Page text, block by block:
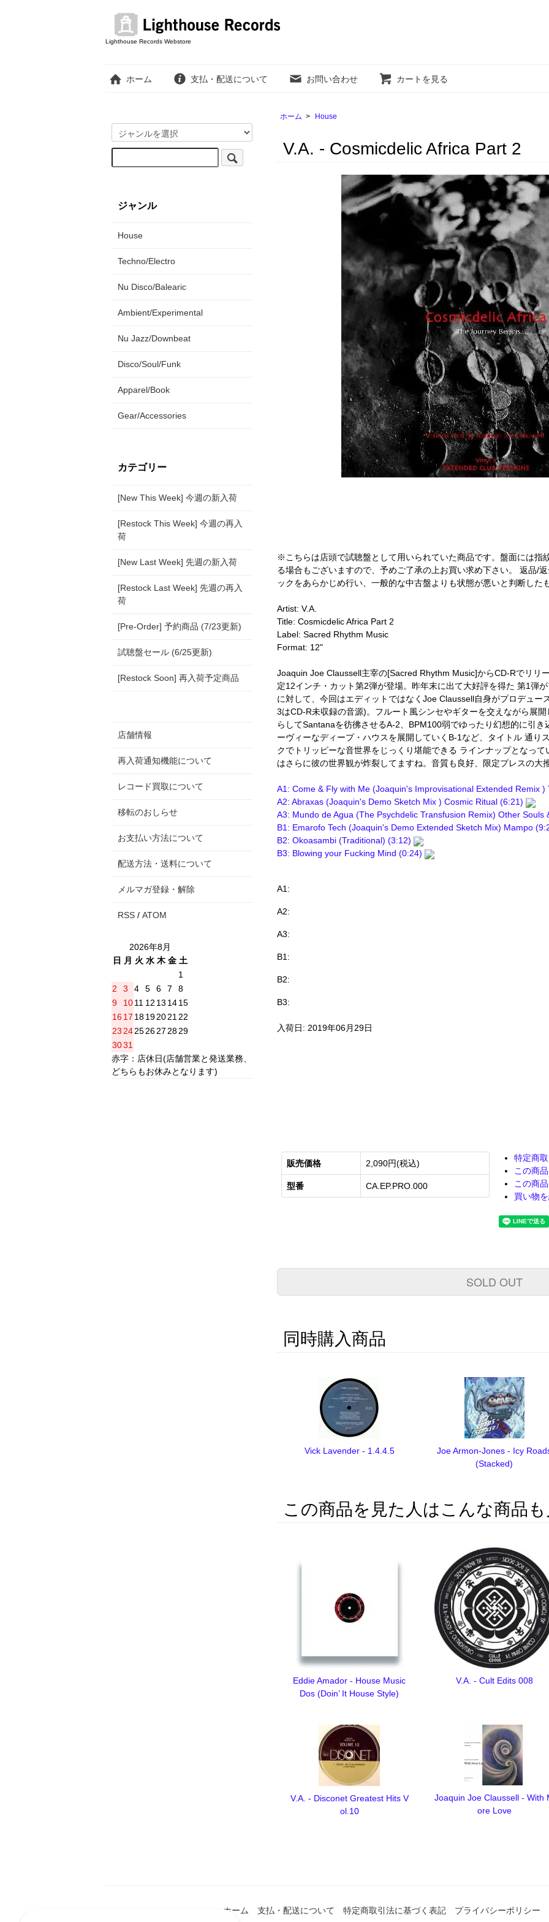
Lighthouse Records Webstore
ホーム 支払・配送について お問い合わせ カートを見る
ホーム > House
V.A. - Cosmicdelic Africa Part 2
※こちらは店頭で試聴盤として用いられていた商品です。盤面には指
る場合もございますので、予めご了承の上お買い求め下さい。 返品/
ックをあらかじめ行い、一般的な中古盤よりも状態が悪いと判断した
Artist: V.A.
Title: Cosmicdelic Africa Part 2
Label: Sacred Rhythm Music
Format: 12"
Joaquin Joe Claussell主宰の[Sacred Rhythm Music]からCD-Rでリリ
定12インチ・カット第2弾が登場。昨年末に出て大好評を得た 第1弾
に対して、今回はエディットではなくJoe Claussell自身がプロデュー
3はCD-R未収録の音源)。フルート風シンセやギターを交えながら展
らしてSantanaを彷彿させるA-2、BPM100弱でゆったり幻想的に引
ーヴィーなディープ・ハウスを展開していくB-1など、タイトル 通り
クでトリッピーな音世界をじっくり堪能できる ラインナップとなっ
はさらに彼の世界観が炸裂してますね。音質も良好、限定プレスの大
A1: Come & Fly with Me (Joaquin's Improvisational Extended Remix
A2: Abraxas (Joaquin's Demo Sketch Mix ) Cosmic Ritual (6:21)
A3: Mundo de Agua (The Psychdelic Transfusion Remix) Other
B1: Emarofo Tech (Joaquin's Demo Extended Sketch Mix) Mampo
B2: Okoasambi (Traditional) (3:12)
B3: Blowing your Fucking Mind (0:24)
A1:
A2:
A3:
B1:
B2:
B3:
入荷日: 2019年06月29日
販売価格 2,090円(税込)
型番 CA.EP.PRO.000
特定商
この商
この商
買い物
SOLD OUT
同時購入商品
Vick Lavender - 1.4.4.5
Joe Armon-Jones - Icy
(Stacked)
この商品を見た人はこんな商品
Eddie Amador - House Music
Dos (Doin’ It House Style)
V.A. - Cult Edits 008
V.A. - Disconet Greatest Hits V
ol.10
Joaquin Joe Claussell - With
ore Love
ジャンル
House
Techno/Electro
Nu Disco/Balearic
Ambient/Experimental
Nu Jazz/Downbeat
Disco/Soul/Funk
Apparel/Book
Gear/Accessories
カテゴリー
[New This Week] 今週の新入荷
[Restock This Week] 今週の再入
荷
[New Last Week] 先週の新入荷
[Restock Last Week] 先週の再入
荷
[Pre-Order] 予約商品 (7/23更新)
試聴盤セール (6/25更新)
[Restock Soon] 再入荷予定商品
店舗情報
再入荷通知機能について
レコード買取について
移転のおしらせ
お支払い方法について
配送方法・送料について
メルマガ登録・解除
RSS / ATOM
2026年8月
日
月 火 水 木 金 土
1
2
3 4 5 6 7
8
9
1011 12 13 1415
16 17 18192021 22
23 24252627 2829
3031
赤字：店休日(店舗営業と発送業務、
どちらもお休みとなります)
ホーム 支払・配送について 特定商取引法に基づく表記 プライバシーポリシー